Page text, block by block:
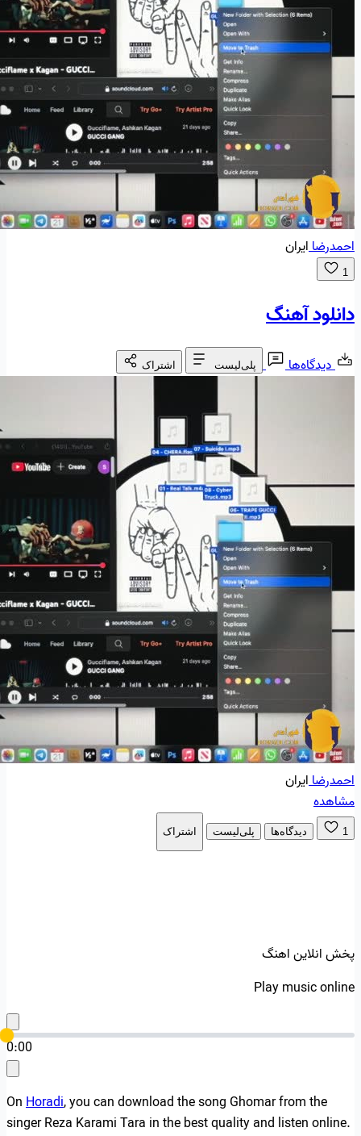
احمدرضاایران
1
دانلود آهنگ
دیدگاه‌ها پلی‌لیست اشتراک
احمدرضاایران
مشاهده
1 دیدگاه‌ها پلی‌لیست اشتراک
پخش انلاین اهنگ
Play music online
0:00
OnHoradi, you can download the song Ghomar from the
singer Reza Karami Tara in the best quality and listen online.